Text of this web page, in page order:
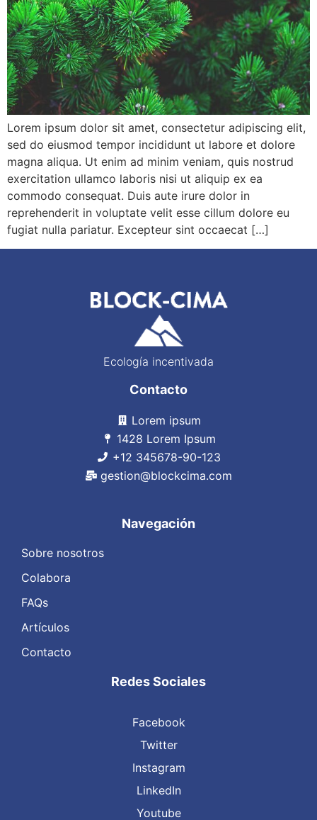
Lorem ipsum dolor sit amet, consectetur adipiscing elit,
sed do eiusmod tempor incididunt ut labore et dolore
magna aliqua. Ut enim ad minim veniam, quis nostrud
exercitation ullamco laboris nisi ut aliquip ex ea
commodo consequat. Duis aute irure dolor in
reprehenderit in voluptate velit esse cillum dolore eu
fugiat nulla pariatur. Excepteur sint occaecat […]
Ecología incentivada
Contacto
Lorem ipsum
1428 Lorem Ipsum
+12 345678-90-123
gestion@blockcima.com
Navegación
Sobre nosotros
Colabora
FAQs
Artículos
Contacto
Redes Sociales
Facebook
Twitter
Instagram
LinkedIn
Youtube